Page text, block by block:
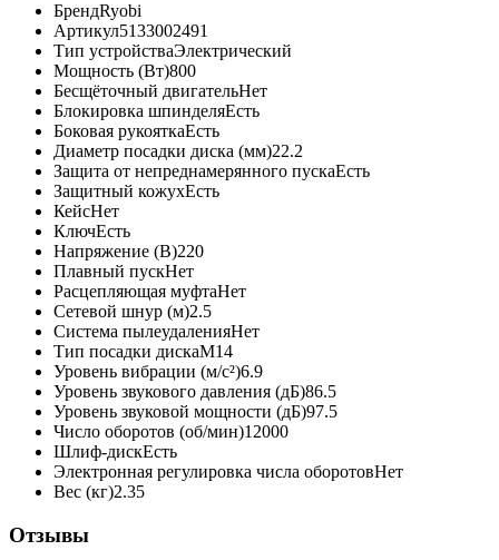
БрендRyobi
Артикул5133002491
Тип устройстваЭлектрический
Мощность (Вт)800
Бесщёточный двигательНет
Блокировка шпинделяЕсть
Боковая рукояткаЕсть
Диаметр посадки диска (мм)22.2
Защита от непреднамерянного пускаЕсть
Защитный кожухЕсть
КейсНет
КлючЕсть
Напряжение (В)220
Плавный пускНет
Расцепляющая муфтаНет
Сетевой шнур (м)2.5
Система пылеудаленияНет
Тип посадки дискаМ14
Уровень вибрации (м/с²)6.9
Уровень звукового давления (дБ)86.5
Уровень звуковой мощности (дБ)97.5
Число оборотов (об/мин)12000
Шлиф-дискЕсть
Электронная регулировка числа оборотовНет
Вес (кг)2.35
Отзывы